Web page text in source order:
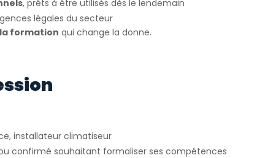
, prêts à être utilisés dès le lendemain
légales du secteur
la formation qui change la donne.
installateur climatiseur
confirmé souhaitant formaliser ses compétences